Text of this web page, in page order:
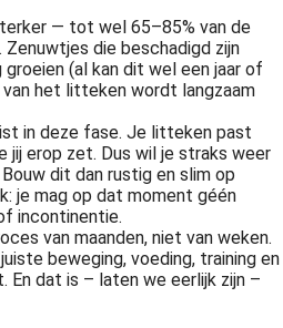
— tot wel 65–85% van de
die beschadigd zijn
(al kan dit wel een jaar of
van het litteken wordt langzaam
in deze fase. Je litteken past
jij erop zet. Dus wil je straks weer
dit dan rustig en slim op
je mag op dat moment géén
incontinentie.
van maanden, niet van weken.
beweging, voeding, training en
dat is – laten we eerlijk zijn –